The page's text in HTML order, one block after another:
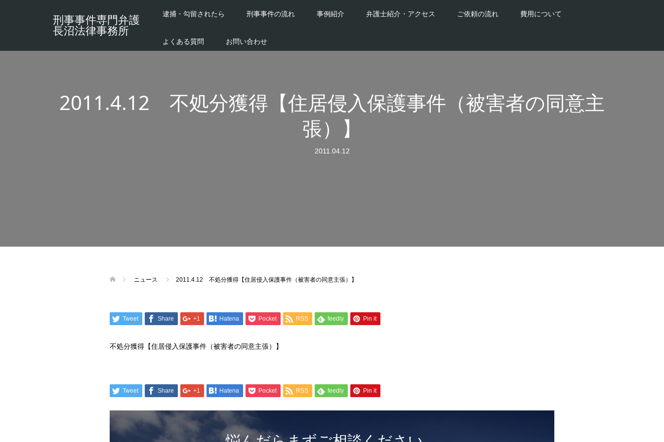
刑事事件専門弁護
長沼法律事務所
逮捕・勾留されたら 刑事事件の流れ 事例紹介 弁護士紹介・アクセス ご依頼の流れ 費用について
よくある質問 お問い合わせ
2011.4.12 不処分獲得【住居侵入保護事件（被害者の同意主
張）】
2011.04.12
ニュース 2011.4.12 不処分獲得【住居侵入保護事件（被害者の同意主張）】
Tweet Share +1 Hatena Pocket RSS feedly Pin it
不処分獲得【住居侵入保護事件（被害者の同意主張）】
Tweet Share +1 Hatena Pocket RSS feedly Pin it